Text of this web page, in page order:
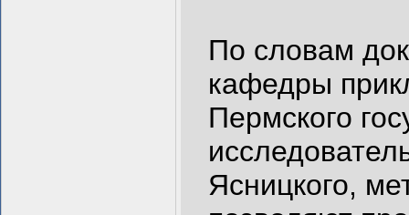
По словам
кафедры
Пермского
Ясницкого,